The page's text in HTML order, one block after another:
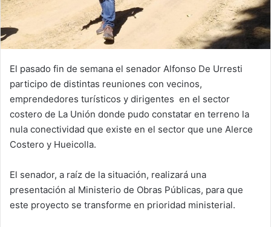
El pasado fin de semana el senador Alfonso De Urresti
participo de distintas reuniones con vecinos,
emprendedores turísticos y dirigentes en el sector
costero de La Unión donde pudo constatar en terreno la
nula conectividad que existe en el sector que une Alerce
Costero y Hueicolla.
El senador, a raíz de la situación, realizará una
presentación al Ministerio de Obras Públicas, para que
este proyecto se transforme en prioridad ministerial.